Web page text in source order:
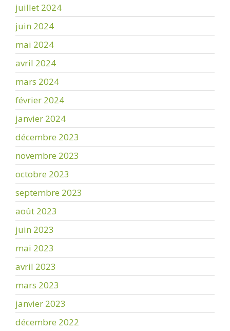
juillet 2024
juin 2024
mai 2024
avril 2024
mars 2024
février 2024
janvier 2024
décembre 2023
novembre 2023
octobre 2023
septembre 2023
août 2023
juin 2023
mai 2023
avril 2023
mars 2023
janvier 2023
décembre 2022